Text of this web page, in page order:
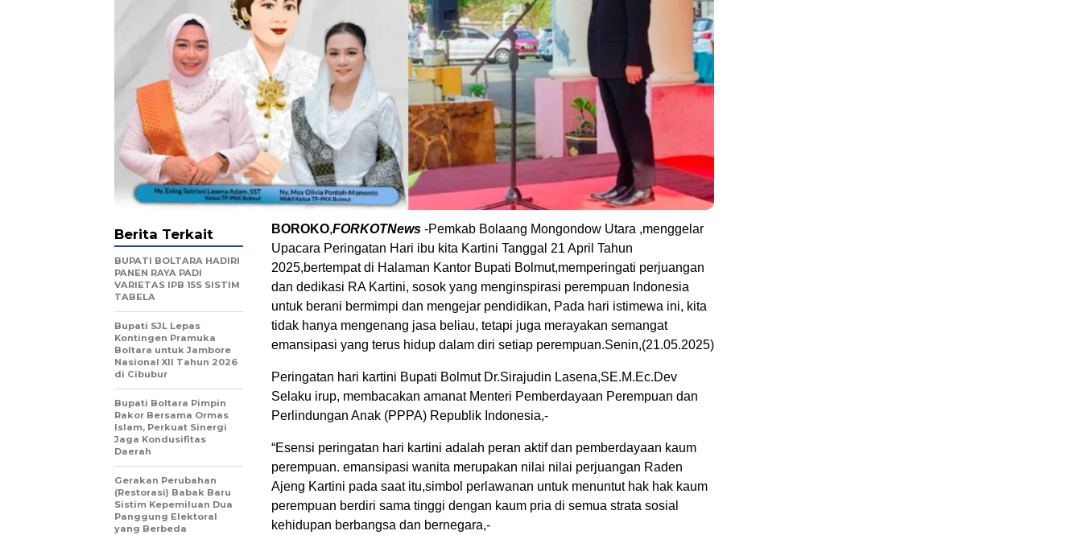
BOROKO,FORKOTNews -Pemkab Bolaang Mongondow Utara ,menggelar
Upacara Peringatan Hari ibu kita Kartini Tanggal 21 April Tahun
2025,bertempat di Halaman Kantor Bupati Bolmut,memperingati perjuangan
dan dedikasi RA Kartini, sosok yang menginspirasi perempuan Indonesia
untuk berani bermimpi dan mengejar pendidikan, Pada hari istimewa ini, kita
tidak hanya mengenang jasa beliau, tetapi juga merayakan semangat
emansipasi yang terus hidup dalam diri setiap perempuan.Senin,(21.05.2025)
Peringatan hari kartini Bupati Bolmut Dr.Sirajudin Lasena,SE.M.Ec.Dev
Selaku irup, membacakan amanat Menteri Pemberdayaan Perempuan dan
Perlindungan Anak (PPPA) Republik Indonesia,-
“Esensi peringatan hari kartini adalah peran aktif dan pemberdayaan kaum
perempuan. emansipasi wanita merupakan nilai nilai perjuangan Raden
Ajeng Kartini pada saat itu,simbol perlawanan untuk menuntut hak hak kaum
perempuan berdiri sama tinggi dengan kaum pria di semua strata sosial
kehidupan berbangsa dan bernegara,-
Berita Terkait
BUPATI BOLTARA HADIRI
PANEN RAYA PADI
VARIETAS IPB 15S SISTIM
TABELA
Bupati SJL Lepas
Kontingen Pramuka
Boltara untuk Jambore
Nasional XII Tahun 2026
di Cibubur
Bupati Boltara Pimpin
Rakor Bersama Ormas
Islam, Perkuat Sinergi
Jaga Kondusifitas
Daerah
Gerakan Perubahan
(Restorasi) Babak Baru
Sistim Kepemiluan Dua
Panggung Elektoral
yang Berbeda